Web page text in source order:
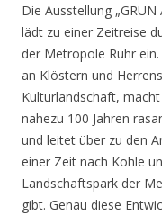
Die Ausstellung
lädt zu einer Zeitreise
der Metropole Ruhr
an Klöstern und
Kulturlandschaft,
nahezu 100 Jahren
und leitet über zu den
einer Zeit nach Kohle
Landschaftspark der
gibt. Genau diese